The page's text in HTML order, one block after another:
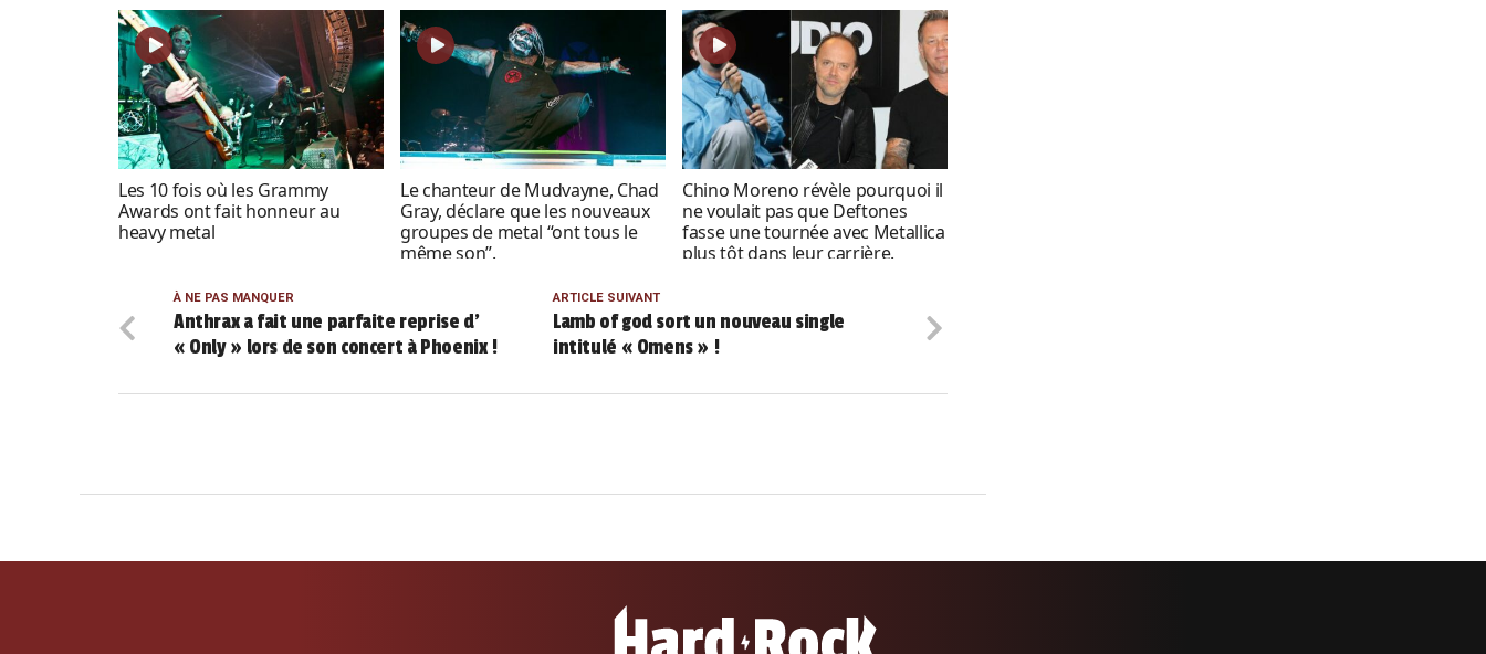
Les 10 fois où les Grammy
Awards ont fait honneur au
heavy metal
Le chanteur de Mudvayne, Chad
Gray, déclare que les nouveaux
groupes de metal “ont tous le
même son”.
Chino Moreno révèle pourquoi il
ne voulait pas que Deftones
fasse une tournée avec Metallica
plus tôt dans leur carrière.
ARTICLE SUIVANT
Lamb of god sort un nouveau single
intitulé « Omens » !
À NE PAS MANQUER
Anthrax a fait une parfaite reprise d’
« Only » lors de son concert à Phoenix !